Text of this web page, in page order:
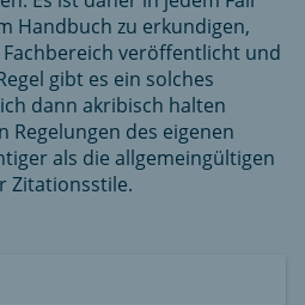
Handbuch zu erkundigen,
veröffentlicht und
gibt es ein solches
dann akribisch halten
Regelungen des eigenen
als die allgemeingültigen
Zitationsstile.